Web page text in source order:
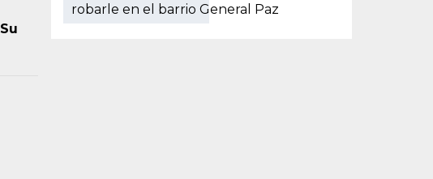
Su
robarle en el barrio General Paz